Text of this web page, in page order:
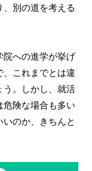
別の道を考える
院への進学が挙げ
、これまでとは違
う。しかし、就活
険な場合も多い
のか、きちんと